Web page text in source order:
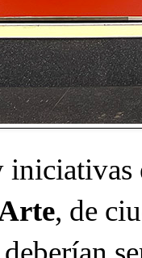
iniciativas
, de